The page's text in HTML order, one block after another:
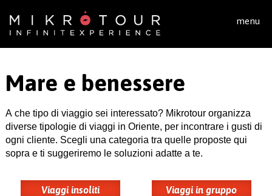
menu
Mare e benessere
A che tipo di viaggio sei interessato? Mikrotour organizza
diverse tipologie di viaggi in Oriente, per incontrare i gusti di
ogni cliente. Scegli una categoria tra quelle proposte qui
sopra e ti suggeriremo le soluzioni adatte a te.
Viaggi insoliti Viaggi in gruppo